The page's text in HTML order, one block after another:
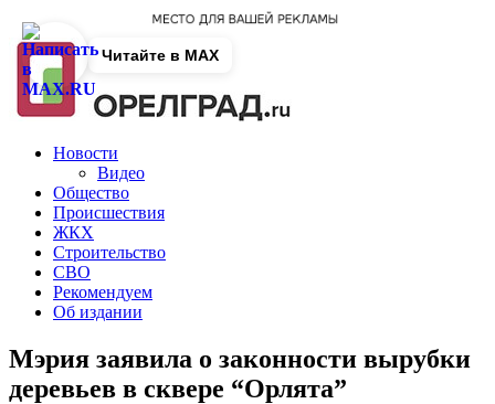
Новости
Видео
Общество
Происшествия
ЖКХ
Строительство
СВО
Рекомендуем
Об издании
Мэрия заявила о законности вырубки
деревьев в сквере “Орлята”
Читайте в MAX